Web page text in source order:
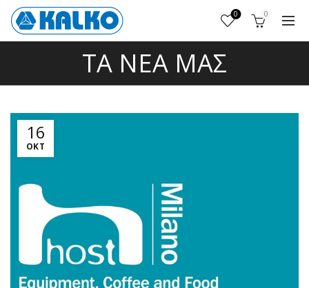
0 0
ΤΑ ΝΈΑ ΜΑΣ
16
ΟΚΤ